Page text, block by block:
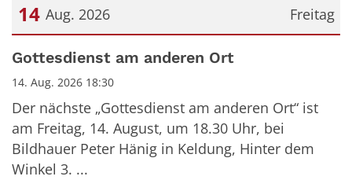
Freitag
14 Aug. 2026
Datum: 14. August 2026
Gottesdienst am anderen Ort
14. Aug. 2026 18:30
Der nächste „Gottesdienst am anderen Ort“ ist
am Freitag, 14. August, um 18.30 Uhr, bei
Bildhauer Peter Hänig in Keldung, Hinter dem
Winkel 3. ...